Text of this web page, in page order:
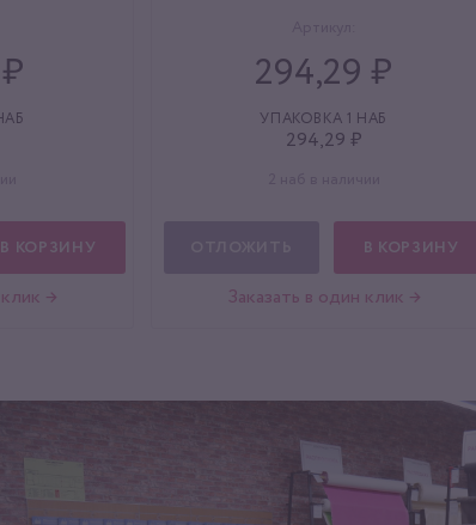
В КОРЗИНУ
→
294,29 ₽
УПАКОВКА 1 НАБ
294,29 ₽
В КОРЗИНУ
Заказать в один клик →